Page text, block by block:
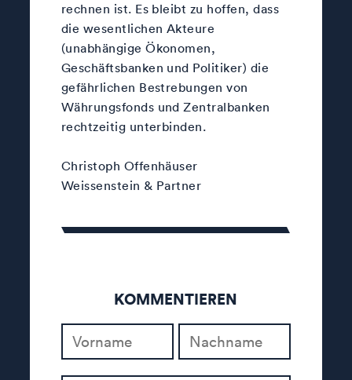
rechnen ist. Es bleibt zu hoffen, dass
die wesentlichen Akteure
(unabhängige Ökonomen,
Geschäftsbanken und Politiker) die
gefährlichen Bestrebungen von
Währungsfonds und Zentralbanken
rechtzeitig unterbinden.
Christoph Offenhäuser
Weissenstein & Partner
KOMMENTIEREN